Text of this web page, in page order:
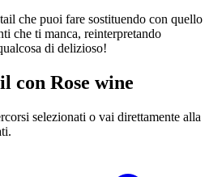
che puoi fare sostituendo con quello
che ti manca, reinterpretando
di delizioso!
con Rose wine
selezionati o vai direttamente alla